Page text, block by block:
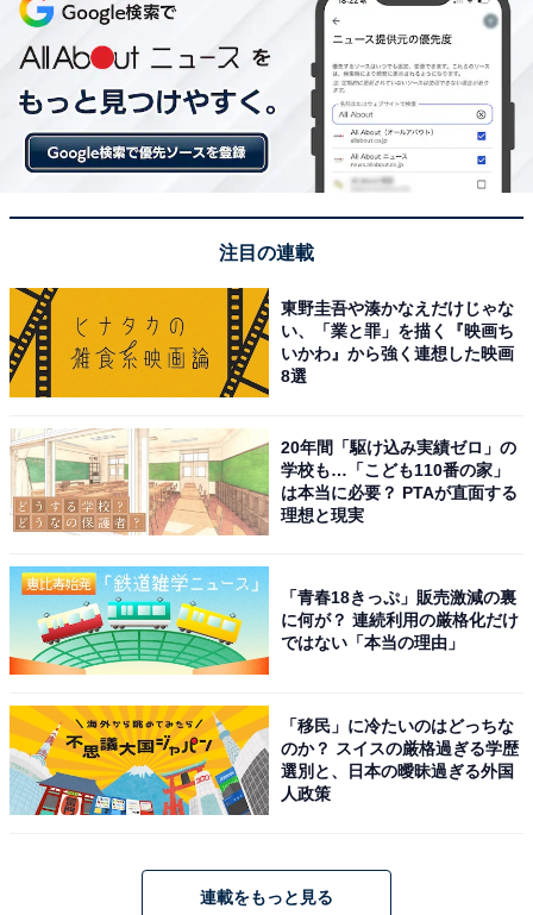
1 2
注目の連載
東野圭吾や湊かなえだけじゃな
い、「業と罪」を描く『映画ち
いかわ』から強く連想した映画
8選
20年間「駆け込み実績ゼロ」の
学校も…「こども110番の家」
は本当に必要？ PTAが直面する
理想と現実
「青春18きっぷ」販売激減の裏
に何が？ 連続利用の厳格化だけ
ではない「本当の理由」
「移民」に冷たいのはどっちな
のか？ スイスの厳格過ぎる学歴
選別と、日本の曖昧過ぎる外国
人政策
連載をもっと見る